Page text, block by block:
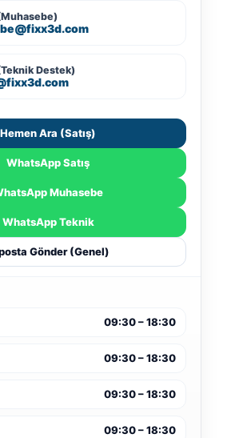
Destek)
Hemen Ara (Satış)
WhatsApp Satış
Muhasebe
WhatsApp Teknik
Gönder (Genel)
09:30 – 18:30
09:30 – 18:30
09:30 – 18:30
09:30 – 18:30